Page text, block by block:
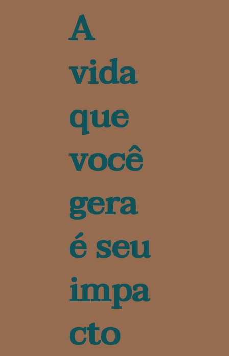
A
vida
que
você
gera
é seu
impa
cto